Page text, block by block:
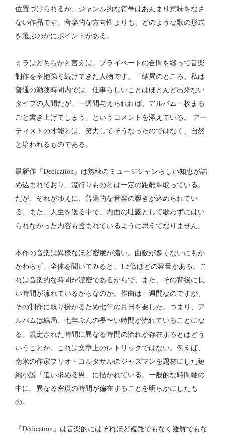
位置づけられるが、ジャンル的な符号はあんまり意味をなさ
ない作品です。音楽的な方向性よりも、どのような歌の形式
を選ぶのかにポイントがある。
ミラはどちらかと言えば、プライベートの合間を縫って音楽
制作を辛抱強く続けてきた人物です。「結局のところ、私は
普通の勤務時間内では、仕事らしいことはほとんど出来ない
タイプの人間だが、一週間与えられれば、アルバム一枚まる
ごと書き上げてしまう」というコメントを添えている。 アー
ティストの才能とは、努力してそうなったのではなく、自然
と培われるものである。
最新作『Dedication』は熟練のミュージシャンらしい知恵が詰
め込まれており、流行りものとは一定の距離を取っている。
だが、それがゆえに、普遍的な音楽の響きが込められてい
る。また、人生を送る中で、内面の吐露として歌わずにはい
られなかった内容も含まれているように思えてなりません。
本作の音楽は異様なほど密度が濃い。曲数が多くないにもか
かわらず、全体を聞いてみると、1.5倍ほどの容量がある。こ
れは音楽的な時間が濃密であるからで、また、その背後に長
い時間が流れているからなのか。作曲は一週間なのですが、
その制作に取り掛かるため七年の月日を要した。つまり、ア
ルバムは結局、七年ぶんの長〜い時間が流れていることにな
る。規定された時間に異なる時間の流れが存在するとはどう
いうことか。これは文章上のレトリックではない。例えば、
南米の作家フリオ・コルタサルのジャズマンを題材にした短
編小説「追い求める男」に描かれている。一般的な時間軸の
中に、異なる密度の時間が偏在することを明らかにしたも
の。
『Dedication』は音楽的にはそれほど複雑でもなく難解でもな